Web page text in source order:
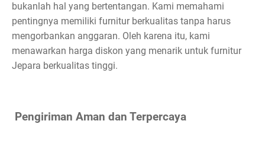
bukanlah hal yang bertentangan. Kami memahami
pentingnya memiliki furnitur berkualitas tanpa harus
mengorbankan anggaran. Oleh karena itu, kami
menawarkan harga diskon yang menarik untuk furnitur
Jepara berkualitas tinggi.
Pengiriman Aman dan Terpercaya